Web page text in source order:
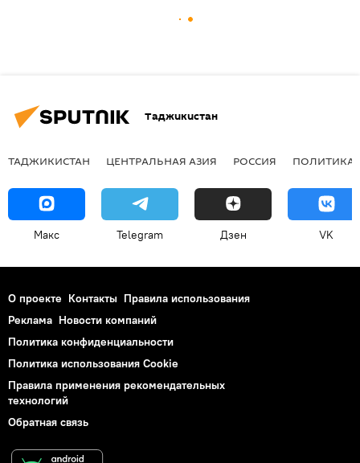
Таджикистан
ТАДЖИКИСТАН ЦЕНТРАЛЬНАЯ АЗИЯ РОССИЯ ПОЛИТИКА
Макс Telegram Дзен VK
О проекте Контакты Правила использования
Реклама Новости компаний
Политика конфиденциальности
Политика использования Cookie
Правила применения рекомендательных
технологий
Обратная связь